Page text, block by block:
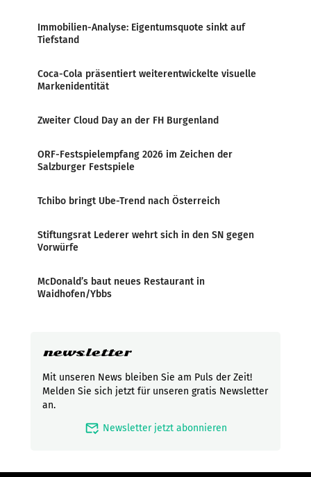
Immobilien-Analyse: Eigentumsquote sinkt auf
Tiefstand
Coca-Cola präsentiert weiterentwickelte visuelle
Markenidentität
Zweiter Cloud Day an der FH Burgenland
ORF-Festspielempfang 2026 im Zeichen der
Salzburger Festspiele
Tchibo bringt Ube-Trend nach Österreich
Stiftungsrat Lederer wehrt sich in den SN gegen
Vorwürfe
McDonald’s baut neues Restaurant in
Waidhofen/Ybbs
newsletter
Mit unseren News bleiben Sie am Puls der Zeit!
Melden Sie sich jetzt für unseren gratis Newsletter
an.
mark_email_read Newsletter jetzt abonnieren